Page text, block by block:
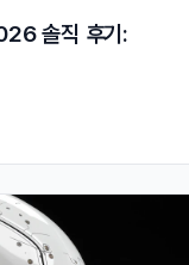
솔직 후기: